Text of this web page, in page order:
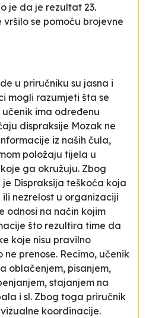
je da je rezultat 23.
se pomoću brojevne
u priručniku su jasna i
mogli razumjeti šta se
ima određenu
dispraksije Mozak ne
iz naših čula,
položaju tijela u
ga okružuju. Zbog
je Dispraksija teškoća koja
nezrelost u organizaciji
odnosi na način kojim
što rezultira time da
koje nisu pravilno
ne prenose. Recimo, učenik
oblačenjem, pisanjem,
stajanjem na
i sl. Zbog toga priručnik
koordinacije.